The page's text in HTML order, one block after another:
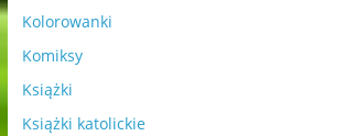
Kolorowanki
Komiksy
Książki
Książki katolickie